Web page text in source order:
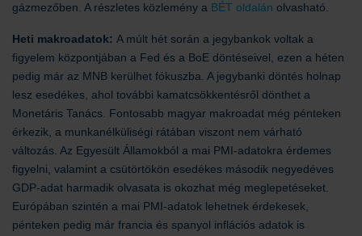
gázmezőben. A részletes közlemény a BÉT oldalán olvasható.
Heti makroadatok: A múlt hét során a jegybankok voltak a
figyelem központjában a Fed és a BoE döntéseivel, ezen a héten
pedig már az MNB kerülhet fókuszba. A jegybanki döntés holnap
lesz esedékes, ahol további kamatcsökkentésről dönthet a
Monetáris Tanács. Fontosabb magyar makroadat még pénteken
érkezik, a munkanélküliségi rátában viszont nem várható
változás. Az Egyesült Államokból a mai PMI-adatokra érdemes
figyelni, valamint a csütörtökön esedékes második negyedéves
GDP-adat harmadik olvasata is okozhat még meglepetéseket.
Európában szintén a mai PMI-adatok lehetnek érdekesek,
pénteken pedig már francia és spanyol inflációs adatok is